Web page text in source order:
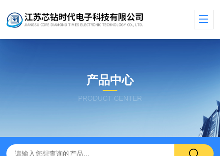
产品中心
PRODUCT CENTER